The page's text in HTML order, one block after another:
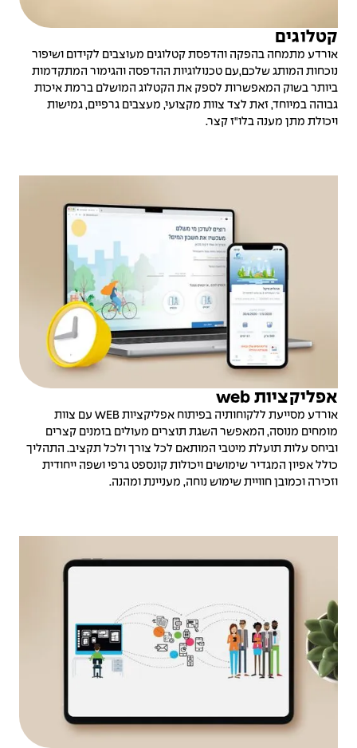
קטלוגים
אורדע מתמחה בהפקה והדפסת קטלוגים מעוצבים לקידום ושיפור
נוכחות המותג שלכם,עם טכנולוגיות ההדפסה והגימור המתקדמות
ביותר בשוק המאפשרות לספק את הקטלוג המושלם ברמת איכות
גבוהה במיוחד, זאת לצד צוות מקצועי, מעצבים גרפיים, גמישות
ויכולת מתן מענה בלו"ז קצר.
אפליקציות web
אורדע מסייעת ללקוחותיה בפיתוח אפליקציות WEB עם צוות
מומחים מנוסה, המאפשר השגת תוצרים מעולים בזמנים קצרים
וביחס עלות תועלת מיטבי המותאם לכל צורך ולכל תקציב. התהליך
כולל אפיון המגדיר שימושים ויכולות קונספט גרפי ושפה ייחודית
וזכירה וכמובן חוויית שימוש נוחה, מעניינת ומהנה.